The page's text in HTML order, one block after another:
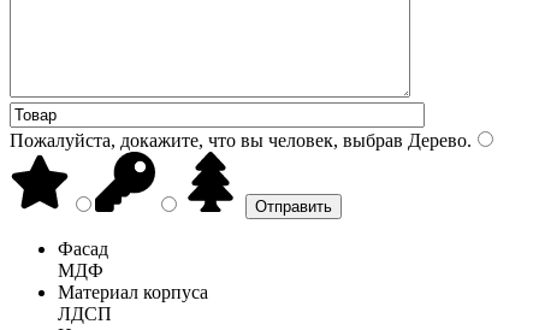
Пожалуйста, докажите, что вы человек, выбрав Дерево.
Фасад
МДФ
Материал корпуса
ЛДСП